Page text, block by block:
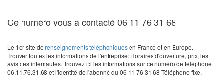
Ce numéro vous a contacté 06 11 76 31 68
Le 1er site de renseignements téléphoniquesen France et en Europe.
Trouver toutes les informations de l'entreprise: Horaires d'ouverture, prix, les
avis des internautes. Trouvez ici les informations sur ce numéro de téléphone
06.11.76.31.68 et l'identité de l'abonné du 06 11 76 31 68 Téléphone fixe,